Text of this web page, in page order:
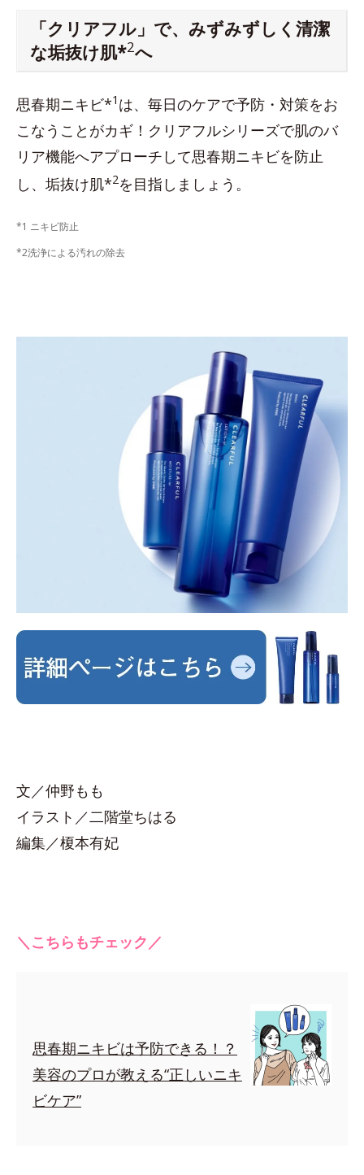
「クリアフル」で、みずみずしく清潔
な垢抜け肌*2へ
思春期ニキビ*1 は、毎日のケアで予防・対策をお
こなうことがカギ！クリアフルシリーズで肌のバ
リア機能へアプローチして思春期ニキビを防止
し、垢抜け肌*2を目指しましょう。
*1 ニキビ防止
*2洗浄による汚れの除去
文／仲野もも
イラスト／二階堂ちはる
編集／榎本有妃
＼こちらもチェック／
思春期ニキビは予防できる！？
美容のプロが教える“正しいニキ
ビケア”